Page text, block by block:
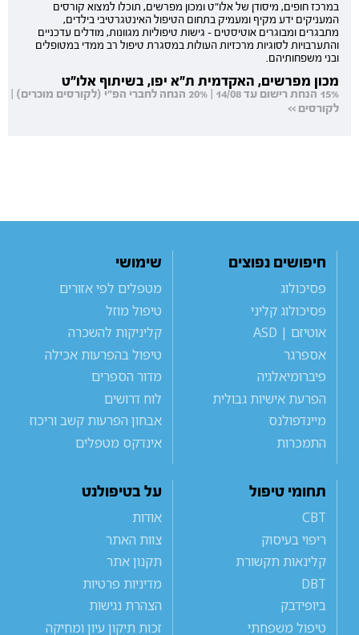
במרכז חופים, מיסודן של אלו"ט ומכון מפרשים, תוכלו למצוא קורסים
המעניקים ידע מקיף ומעמיק בתחום הטיפול האינטגרטיבי בילדים,
מתבגרים ומבוגרים אוטיסטים - גישות טיפוליות מגוונות, מודלים עדכניים
והתערבויות לסוגיות מרכזיות העולות במסגרת טיפול רב ממדי במטופלים
ובני משפחותיהם.
מכון מפרשים, האקדמית ת"א יפו, בשיתוף אלו"ט
15% הנחת רישום עד 14/08 | 20% הנחה לחברי הפ"י (לקורסים מוכרים) |
לקורסים >>
חיפושים נפוצים
פסיכולוג
פסיכולוג קליני
אוטיזם | ASD
אספרגר
פיברומיאלגיה
הפרעת אישיות גבולית
מיינדפולנס
התמכרות
שימושי
מטפלים לפי אזורים
טיפול מוזל
קליניקות להשכרה
טיפול בהפרעות אכילה
מדור הספרים
לוח דרושים
אבחון הפרעות קשב וריכוז
אינדקס מטפלים
תחומי טיפול
CBT
ריפוי בעיסוק
קלינאות תקשורת
DBT
ביופידבק
טיפול משפחתי
על בטיפולנט
אודות
צוות האתר
תקנון אתר
מדיניות פרטיות
הצהרת נגישות
זכות תיקון עיון ומחיקה